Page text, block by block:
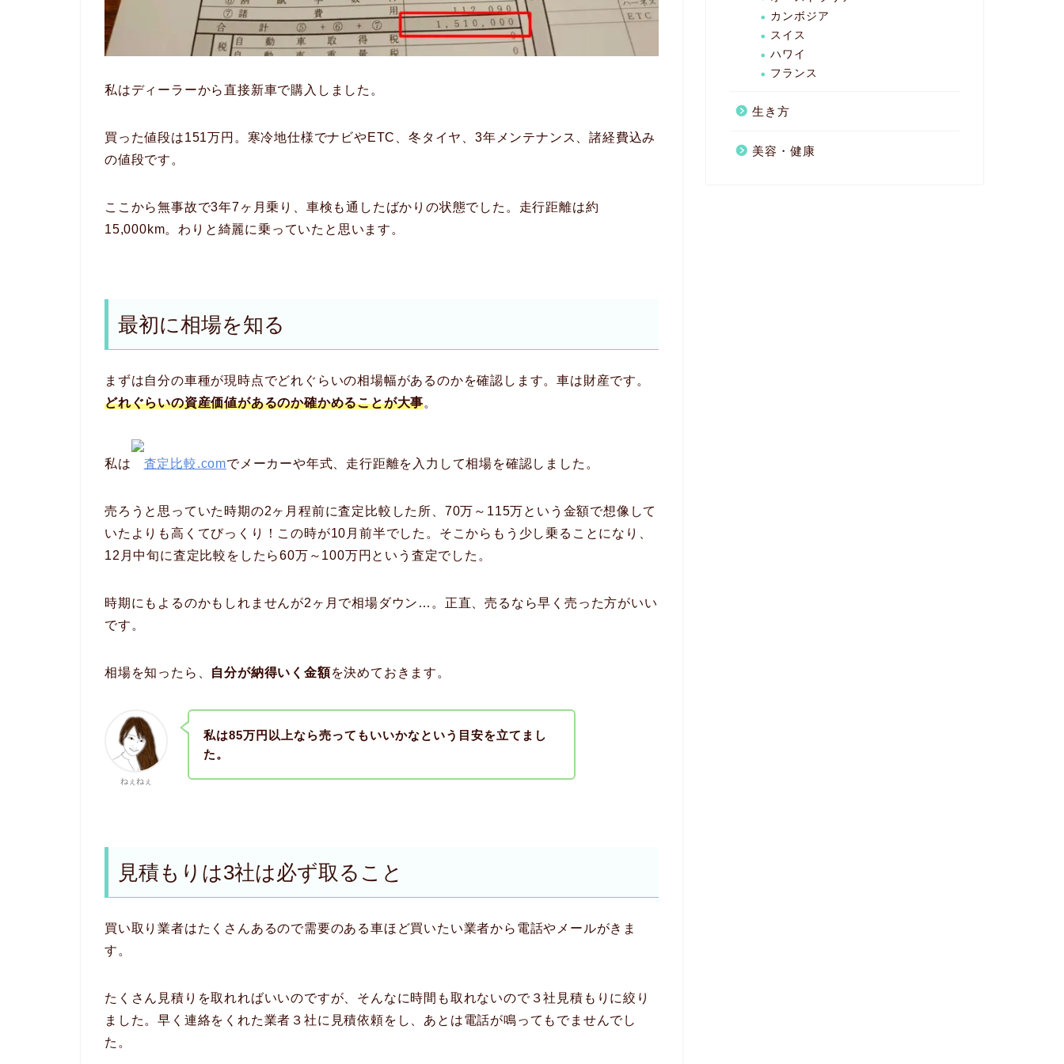
私はディーラーから直接新車で購入しました。
買った値段は151万円。寒冷地仕様でナビやETC、冬タイヤ、3年メンテナンス、諸経費込み
の値段です。
ここから無事故で3年7ヶ月乗り、車検も通したばかりの状態でした。走行距離は約
15,000km。わりと綺麗に乗っていたと思います。
最初に相場を知る
まずは自分の車種が現時点でどれぐらいの相場幅があるのかを確認します。車は財産です。
どれぐらいの資産価値があるのか確かめることが大事。
私は 査定比較.comでメーカーや年式、走行距離を入力して相場を確認しました。
売ろうと思っていた時期の2ヶ月程前に査定比較した所、70万～115万という金額で想像して
いたよりも高くてびっくり！この時が10月前半でした。そこからもう少し乗ることになり、
12月中旬に査定比較をしたら60万～100万円という査定でした。
時期にもよるのかもしれませんが2ヶ月で相場ダウン…。正直、売るなら早く売った方がいい
です。
相場を知ったら、 自分が納得いく金額を決めておきます。
ねぇねぇ
私は85万円以上なら売ってもいいかなという目安を立てまし
た。
見積もりは3社は必ず取ること
買い取り業者はたくさんあるので需要のある車ほど買いたい業者から電話やメールがきま
す。
たくさん見積りを取れればいいのですが、そんなに時間も取れないので３社見積もりに絞り
ました。早く連絡をくれた業者３社に見積依頼をし、あとは電話が鳴ってもでませんでし
た。
カンボジア
スイス
ハワイ
フランス
生き方
美容・健康